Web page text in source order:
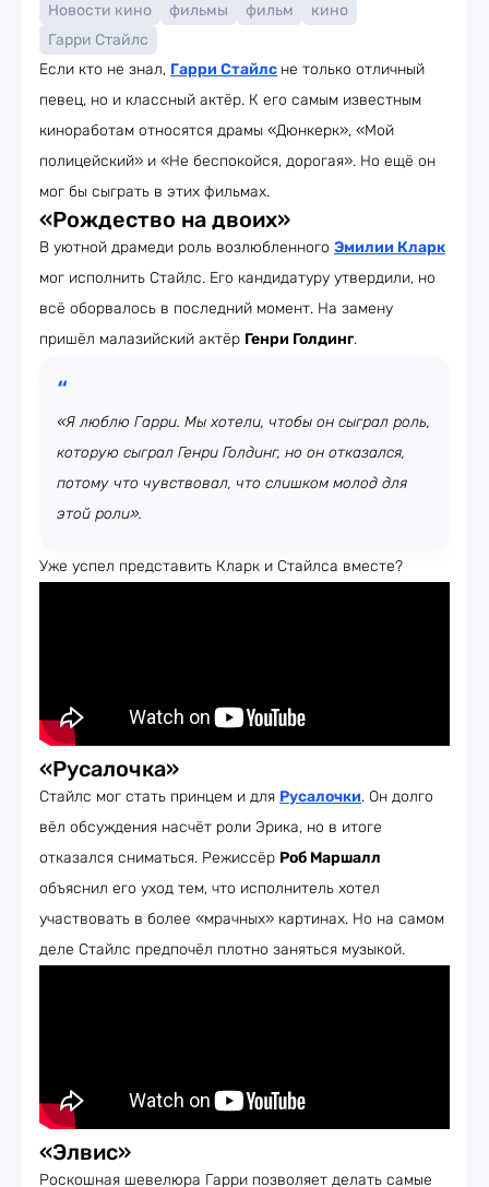
Новости кино фильмы фильм
кино
Гарри Стайлс
Если кто не знал, Гарри Стайлс не только отличный
певец, но и классный актёр. К его самым известным
киноработам относятся драмы «Дюнкерк», «Мой
полицейский» и «Не беспокойся, дорогая». Но ещё он
мог бы сыграть в этих фильмах.
«Рождество на двоих»
В уютной драмеди роль возлюбленного Эмилии Кларк
мог исполнить Стайлс. Его кандидатуру утвердили, но
всё оборвалось в последний момент. На замену
пришёл малазийский актёр Генри Голдинг.
«Я люблю Гарри. Мы хотели, чтобы он сыграл роль,
которую сыграл Генри Голдинг, но он отказался,
потому что чувствовал, что слишком молод для
этой роли».
Уже успел представить Кларк и Стайлса вместе?
«Русалочка»
Стайлс мог стать принцем и для Русалочки. Он долго
вёл обсуждения насчёт роли Эрика, но в итоге
отказался сниматься. Режиссёр Роб Маршалл
объяснил его уход тем, что исполнитель хотел
участвовать в более «мрачных» картинах. Но на самом
деле Стайлс предпочёл плотно заняться музыкой.
«Элвис»
Роскошная шевелюра Гарри позволяет делать самые